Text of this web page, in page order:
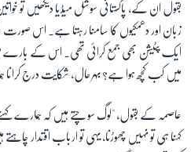
بقول ان کے، پاکستانی سوشل میڈیا دیکھیں تو
زبان اور دھمکیوں کا سامنا رہتا ہے۔ اس صورت
ایک پٹیشن بھی جمع کرائی تھی۔ اس کے بارے
میں کب کچھ ہوا ہے؟ بہرحال، شکایت درج کرانا
عاصمہ کے بقول، "لوگ سوچتے ہیں کہ ہمارے
کہنا ہی تو نہیں چھوڑنا، یہی تو ارباب اقتدار چاہتے